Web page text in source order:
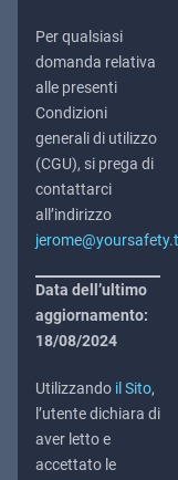
Per qualsiasi
domanda relativa
alle presenti
Condizioni
generali di utilizzo
(CGU), si prega di
contattarci
all’indirizzo
Data dell’ultimo
aggiornamento:
18/08/2024
Utilizzando il Sito,
l’utente dichiara di
aver letto e
accettato le